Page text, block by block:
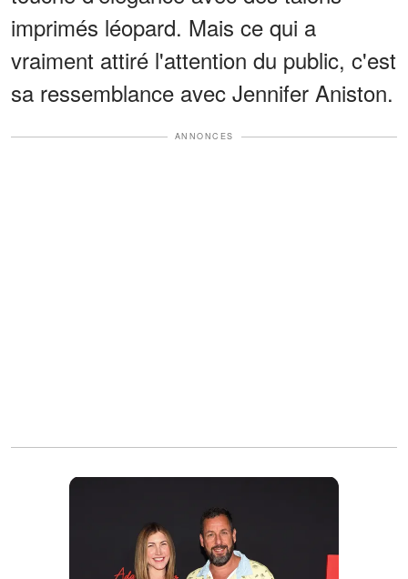
imprimés léopard. Mais ce qui a
vraiment attiré l'attention du public, c'est
sa ressemblance avec Jennifer Aniston.
ANNONCES